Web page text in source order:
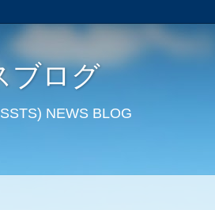
ブログ
NEWS BLOG